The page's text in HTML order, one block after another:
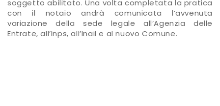
soggetto abilitato. Una volta completata la pratica
con il notaio andrà comunicata l’avvenuta
variazione della sede legale all’Agenzia delle
Entrate, all’Inps, all’Inail e al nuovo Comune.